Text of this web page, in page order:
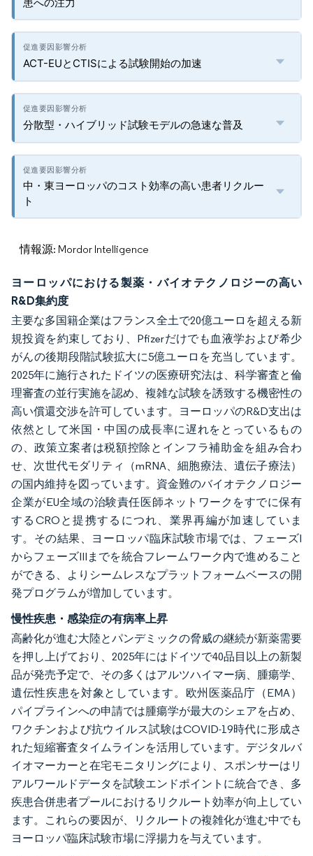
ACT-EUとCTISによる試験開始の加速
分散型・ハイブリッド試験モデルの急速な普及
中・東ヨーロッパのコスト効率の高い患者リクルー
ト
情報源: Mordor Intelligence
ヨーロッパにおける製薬・バイオテクノロジーの高い
R&D集約度
主要な多国籍企業はフランス全土で20億ユーロを超える新
規投資を約束しており、Pfizerだけでも血液学および希少
がんの後期段階試験拡大に5億ユーロを充当しています。
2025年に施行されたドイツの医療研究法は、科学審査と倫
理審査の並行実施を認め、複雑な試験を誘致する機密性の
高い償還交渉を許可しています。ヨーロッパのR&D支出は
依然として米国・中国の成長率に遅れをとっているもの
の、政策立案者は税額控除とインフラ補助金を組み合わ
せ、次世代モダリティ（mRNA、細胞療法、遺伝子療法）
の国内維持を図っています。資金難のバイオテクノロジー
企業がEU全域の治験責任医師ネットワークをすでに保有
するCROと提携するにつれ、業界再編が加速していま
す。その結果、ヨーロッパ臨床試験市場では、フェーズI
からフェーズIIIまでを統合フレームワーク内で進めること
ができる、よりシームレスなプラットフォームベースの開
発プログラムが増加しています。
慢性疾患・感染症の有病率上昇
高齢化が進む大陸とパンデミックの脅威の継続が新薬需要
を押し上げており、2025年にはドイツで40品目以上の新製
品が発売予定で、その多くはアルツハイマー病、腫瘍学、
遺伝性疾患を対象としています。欧州医薬品庁（EMA）
パイプラインへの申請では腫瘍学が最大のシェアを占め、
ワクチンおよび抗ウイルス試験はCOVID-19時代に形成さ
れた短縮審査タイムラインを活用しています。デジタルバ
イオマーカーと在宅モニタリングにより、スポンサーはリ
アルワールドデータを試験エンドポイントに統合でき、多
疾患合併患者プールにおけるリクルート効率が向上してい
ます。これらの要因が、リクルートの複雑化が進む中でも
ヨーロッパ臨床試験市場に浮揚力を与えています。